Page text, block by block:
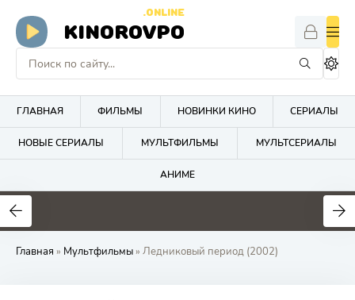
KINOROVPO
.ONLINE
ГЛАВНАЯ ФИЛЬМЫ НОВИНКИ КИНО СЕРИАЛЫ
НОВЫЕ СЕРИАЛЫ МУЛЬТФИЛЬМЫ МУЛЬТСЕРИАЛЫ
АНИМЕ
Главная » Мультфильмы» Ледниковый период (2002)